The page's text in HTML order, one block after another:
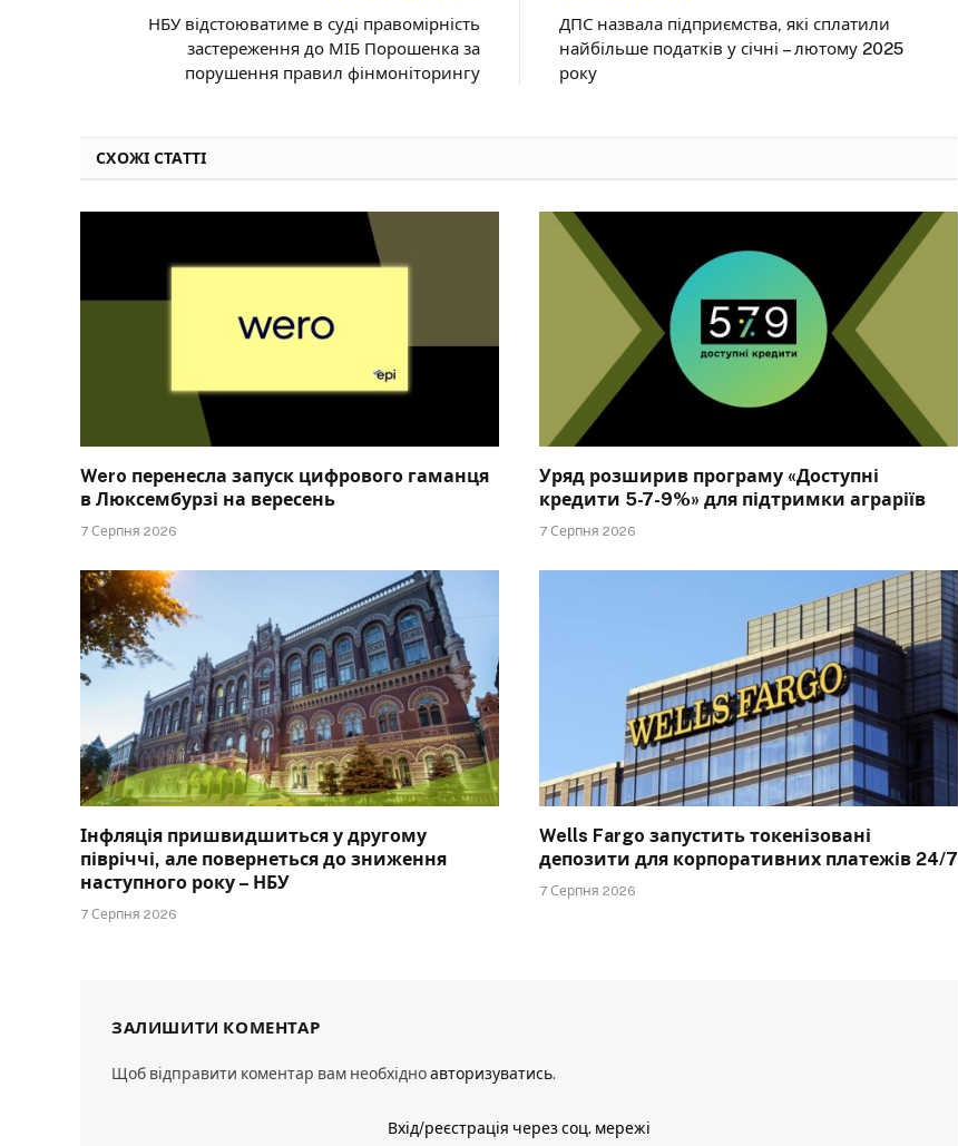
НБУ відстоюватиме в суді правомірність
застереження до МІБ Порошенка за
порушення правил фінмоніторингу
ДПС назвала підприємства, які сплатили
найбільше податків у січні – лютому 2025
року
СХОЖІ СТАТТІ
Wero перенесла запуск цифрового гаманця
в Люксембурзі на вересень
7 Серпня 2026
Уряд розширив програму «Доступні
кредити 5-7-9%» для підтримки аграріїв
7 Серпня 2026
Інфляція пришвидшиться у другому
півріччі, але повернеться до зниження
наступного року – НБУ
7 Серпня 2026
Wells Fargo запустить токенізовані
депозити для корпоративних платежів 24/7
7 Серпня 2026
ЗАЛИШИТИ КОМЕНТАР
Щоб відправити коментар вам необхідноавторизуватись.
Вхід/реєстрація через соц. мережі